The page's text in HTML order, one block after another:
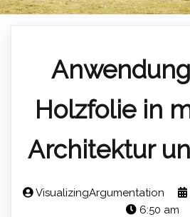
Holzfolie in
Architektur
VisualizingArgumentation
6:50 am